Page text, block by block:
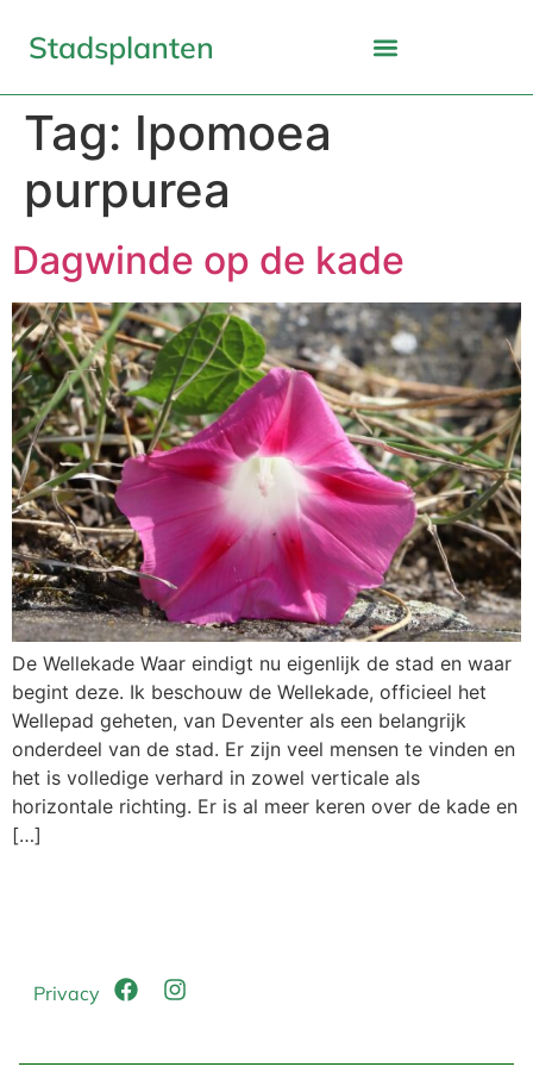
Stadsplanten
Tag: Ipomoea
purpurea
Dagwinde op de kade
De Wellekade Waar eindigt nu eigenlijk de stad en waar
begint deze. Ik beschouw de Wellekade, officieel het
Wellepad geheten, van Deventer als een belangrijk
onderdeel van de stad. Er zijn veel mensen te vinden en
het is volledige verhard in zowel verticale als
horizontale richting. Er is al meer keren over de kade en
[…]
Privacy